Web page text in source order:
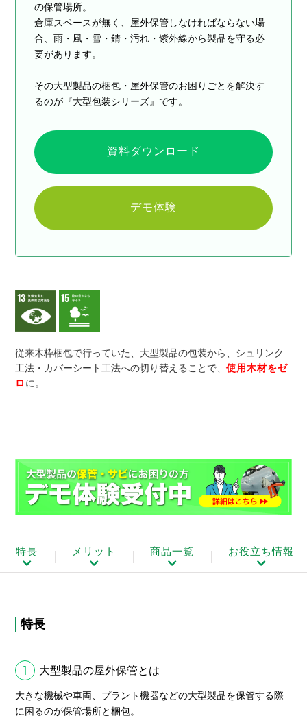
の保管場所。
倉庫スペースが無く、屋外保管しなければならない場
合、雨・風・雪・錆・汚れ・紫外線から製品を守る必
要があります。
その大型製品の梱包・屋外保管のお困りごとを解決す
るのが『大型包装シリーズ』です。
資料ダウンロード
デモ体験
従来木枠梱包で行っていた、大型製品の包装から、シュリンク
工法・カバーシート工法への切り替えることで、使用木材をゼ
ロ に。
特長 メリット 商品一覧 お役立ち情報
特長
1 大型製品の屋外保管とは
大きな機械や車両、プラント機器などの大型製品を保管する際
に困るのが保管場所と梱包。